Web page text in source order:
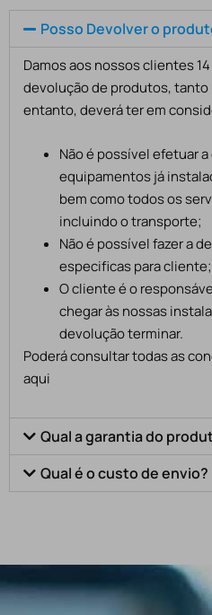
Posso Devolver o
Damos aos nossos clientes
devolução de produtos, tanto
entanto, deverá ter em
Não é possível efetuar
equipamentos já
bem como todos os
incluindo o transporte;
Não é possível fazer a
especificas para cliente;
O cliente é o
chegar às nossas
devolução terminar.
Poderá consultar todas as
aqui
Qual a garantia do
Qual é o custo de envio?